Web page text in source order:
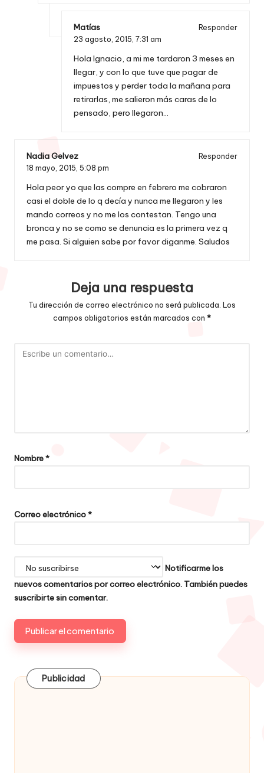
Matías
Responder
23 agosto, 2015, 7:31 am
Hola Ignacio, a mi me tardaron 3 meses en
llegar, y con lo que tuve que pagar de
impuestos y perder toda la mañana para
retirarlas, me salieron más caras de lo
pensado, pero llegaron…
Nadia Gelvez
Responder
18 mayo, 2015, 5:08 pm
Hola peor yo que las compre en febrero me cobraron
casi el doble de lo q decía y nunca me llegaron y les
mando correos y no me los contestan. Tengo una
bronca y no se como se denuncia es la primera vez q
me pasa. Si alguien sabe por favor diganme. Saludos
Deja una respuesta
Tu dirección de correo electrónico no será publicada. Los
campos obligatorios están marcados con *
Nombre*
Correo electrónico*
Notificarme los
nuevos comentarios por correo electrónico. También puedes
suscribirtesin comentar.
Publicidad